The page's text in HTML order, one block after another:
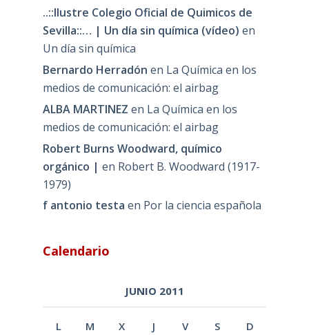
..::Ilustre Colegio Oficial de Quimicos de
Sevilla::… | Un día sin química (vídeo) en
Un día sin química
Bernardo Herradón en La Química en los
medios de comunicación: el airbag
ALBA MARTINEZ en La Química en los
medios de comunicación: el airbag
Robert Burns Woodward, químico
orgánico | en Robert B. Woodward (1917-
1979)
f antonio testa en Por la ciencia española
Calendario
JUNIO 2011
L M X J V S D